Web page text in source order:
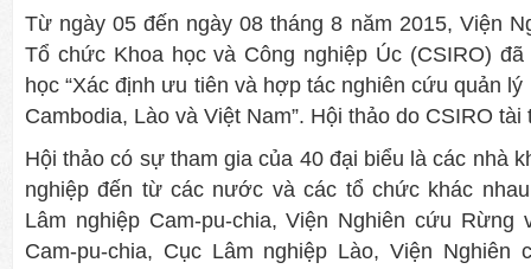
Từ ngày 05 đến ngày 08 tháng 8 năm 2015, Viện
Tổ chức Khoa học và Công nghiệp Úc (CSIRO)
học “Xác định ưu tiên và hợp tác nghiên cứu quản
Cambodia, Lào và Việt Nam”. Hội thảo do CSIRO tài
Hội thảo có sự tham gia của 40 đại biểu là các nhà
nghiệp đến từ các nước và các tổ chức khác
Lâm nghiệp Cam-pu-chia, Viện Nghiên cứu Rừng
Cam-pu-chia, Cục Lâm nghiệp Lào, Viện Nghiên